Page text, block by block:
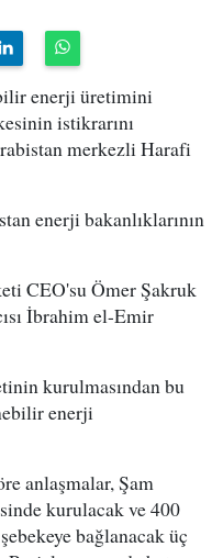
enerji üretimini
istikrarını
merkezli Harafi
enerji bakanlıklarının
CEO'su Ömer Şakruk
İbrahim el-Emir
kurulmasından bu
enerji
anlaşmalar, Şam
kurulacak ve 400
bağlanacak üç